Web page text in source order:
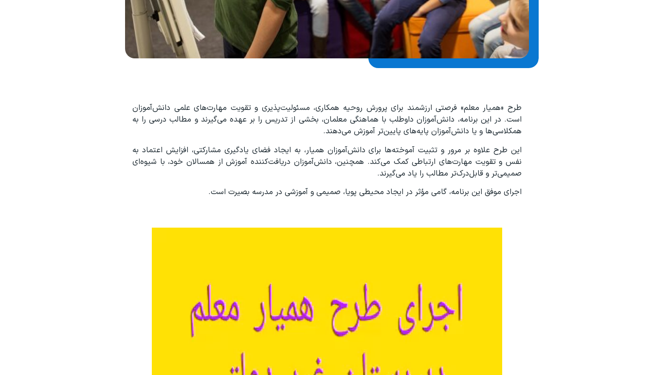
طرح «همیار معلم» فرصتی ارزشمند برای پرورش روحیه همکاری، مسئولیت‌پذیری و تقویت مهارت‌های علمی دانش‌آموزان
است. در این برنامه، دانش‌آموزان داوطلب با هماهنگی معلمان، بخشی از تدریس را بر عهده می‌گیرند و مطالب درسی را به
همکلاسی‌ها و یا دانش‌آموزان پایه‌های پایین‌تر آموزش می‌دهند.
این طرح علاوه بر مرور و تثبیت آموخته‌ها برای دانش‌آموزان همیار، به ایجاد فضای یادگیری مشارکتی، افزایش اعتماد به
نفس و تقویت مهارت‌های ارتباطی کمک می‌کند. همچنین، دانش‌آموزان دریافت‌کننده آموزش از همسالان خود، با شیوه‌ای
صمیمی‌تر و قابل‌درک‌تر مطالب را یاد می‌گیرند.
اجرای موفق این برنامه، گامی مؤثر در ایجاد محیطی پویا، صمیمی و آموزشی در مدرسه بصیرت است.